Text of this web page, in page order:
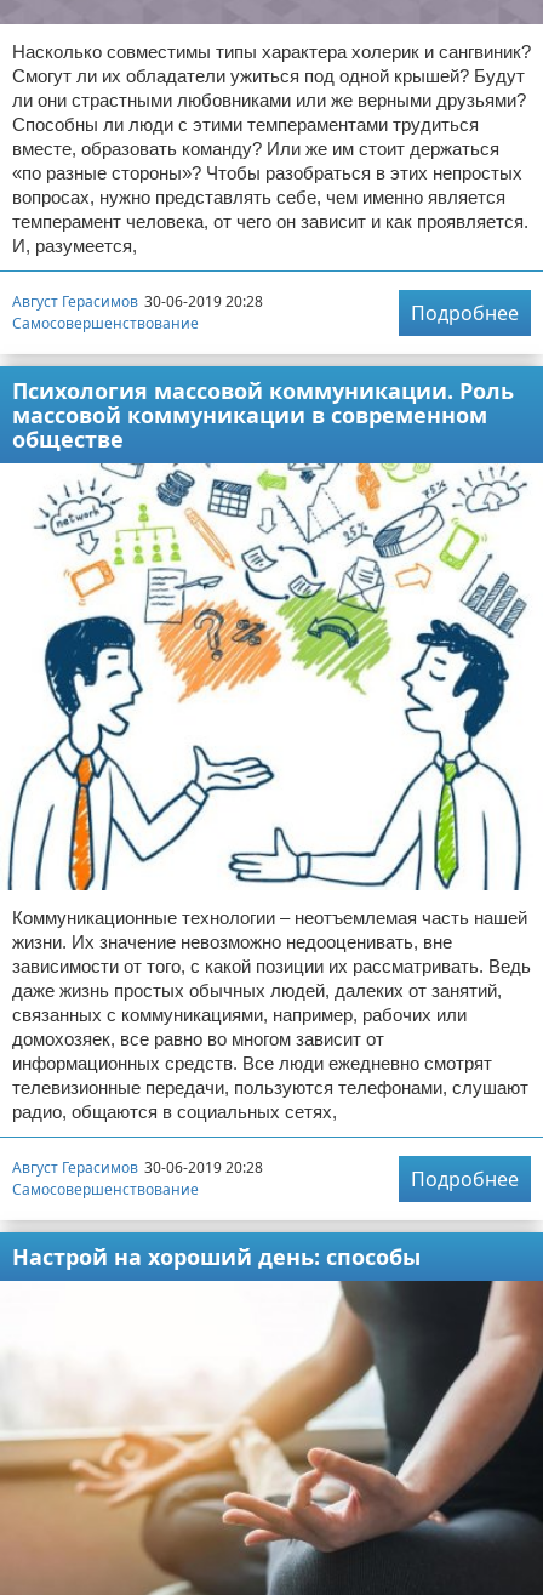
Насколько совместимы типы характера холерик и сангвиник?
Смогут ли их обладатели ужиться под одной крышей? Будут
ли они страстными любовниками или же верными друзьями?
Способны ли люди с этими темпераментами трудиться
вместе, образовать команду? Или же им стоит держаться
«по разные стороны»? Чтобы разобраться в этих непростых
вопросах, нужно представлять себе, чем именно является
темперамент человека, от чего он зависит и как проявляется.
И, разумеется,
Август Герасимов 30-06-2019 20:28
Самосовершенствование
Подробнее
Психология массовой коммуникации. Роль
массовой коммуникации в современном
обществе
Коммуникационные технологии – неотъемлемая часть нашей
жизни. Их значение невозможно недооценивать, вне
зависимости от того, с какой позиции их рассматривать. Ведь
даже жизнь простых обычных людей, далеких от занятий,
связанных с коммуникациями, например, рабочих или
домохозяек, все равно во многом зависит от
информационных средств. Все люди ежедневно смотрят
телевизионные передачи, пользуются телефонами, слушают
радио, общаются в социальных сетях,
Август Герасимов 30-06-2019 20:28
Самосовершенствование
Подробнее
Настрой на хороший день: способы